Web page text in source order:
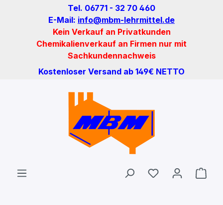
Zum Hauptinhalt springenTel. 06771 - 32 70 460
E-Mail: info@mbm-lehrmittel.de
Kein Verkauf an Privatkunden
Chemikalienverkauf an Firmen nur mit
Sachkundennachweis
Kostenloser Versand ab 149€ NETTO
Du hast 0